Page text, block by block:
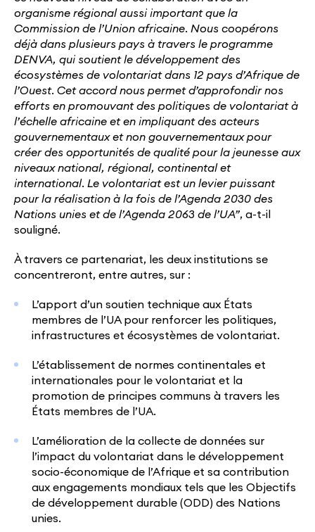
organisme régional aussi important que la
Commission de l’Union africaine. Nous coopérons
déjà dans plusieurs pays à travers le programme
DENVA, qui soutient le développement des
écosystèmes de volontariat dans 12 pays d’Afrique de
l’Ouest. Cet accord nous permet d’approfondir nos
efforts en promouvant des politiques de volontariat à
l’échelle africaine et en impliquant des acteurs
gouvernementaux et non gouvernementaux pour
créer des opportunités de qualité pour la jeunesse aux
niveaux national, régional, continental et
international. Le volontariat est un levier puissant
pour la réalisation à la fois de l’Agenda 2030 des
Nations unies et de l’Agenda 2063 de l’UA”, a-t-il
souligné.
À travers ce partenariat, les deux institutions se
concentreront, entre autres, sur :
L’apport d’un soutien technique aux États
membres de l’UA pour renforcer les politiques,
infrastructures et écosystèmes de volontariat.
L’établissement de normes continentales et
internationales pour le volontariat et la
promotion de principes communs à travers les
États membres de l’UA.
L’amélioration de la collecte de données sur
l’impact du volontariat dans le développement
socio-économique de l’Afrique et sa contribution
aux engagements mondiaux tels que les Objectifs
de développement durable (ODD) des Nations
unies.